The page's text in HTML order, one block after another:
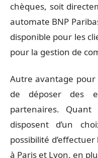
chèques, soit
automate BNP
disponible pour les
pour la gestion de
Autre avantage pour
de déposer des
partenaires.
disposent d’un
possibilité
à Paris et Lyon, en